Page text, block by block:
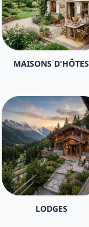
MAISONS D'HÔTES
LODGES